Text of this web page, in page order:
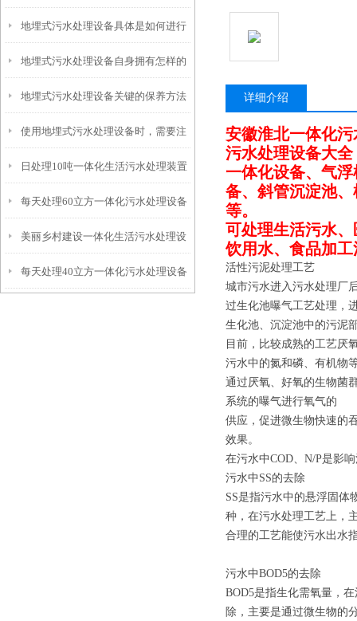
撑起？核心结构一文拆解
地埋式污水处理设备具体是如何进行
安装的呢？
地埋式污水处理设备自身拥有怎样的
特点呢？
地埋式污水处理设备关键的保养方法
使用地埋式污水处理设备时，需要注
意以下事项
日处理10吨一体化生活污水处理装置
每天处理60立方一体化污水处理设备
美丽乡村建设一体化生活污水处理设
备
每天处理40立方一体化污水处理设备
详细介绍
安徽淮北一体化
污水处理设备大
一体化设备、气
备、斜管沉淀池
等。
可处理生活污水
饮用水、食品加
活性污泥处理工艺
城市污水进入污水处理厂
过生化池曝气工艺处理，
生化池、沉淀池中的污泥
目前，比较成熟的工艺厌
污水中的氮和磷、有机物
通过厌氧、好氧的生物菌
系统的曝气进行氧气的
供应，促进微生物快速的
效果。
在污水中COD、N/P是影
污水中SS的去除
SS是指污水中的悬浮固体
种，在污水处理工艺上，
合理的工艺能使污水出水
污水中BOD5的去除
BOD5是指生化需氧量，
除，主要是通过微生物的